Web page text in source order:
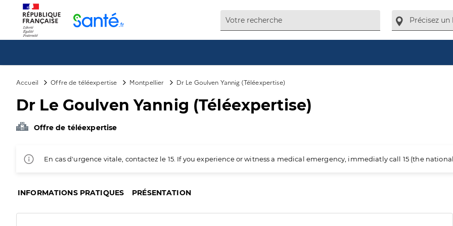
Accueil Offre de téléexpertise Montpellier Dr Le Goulven Yannig (Téléexpertise)
Dr Le Goulven Yannig (Téléexpertise)
Offre de téléexpertise
En cas d'urgence vitale, contactez le 15. If you experience or witness a medical emergency, immediatly call 15 (the
INFORMATIONS PRATIQUES PRÉSENTATION
Panneau de gestion des cookies